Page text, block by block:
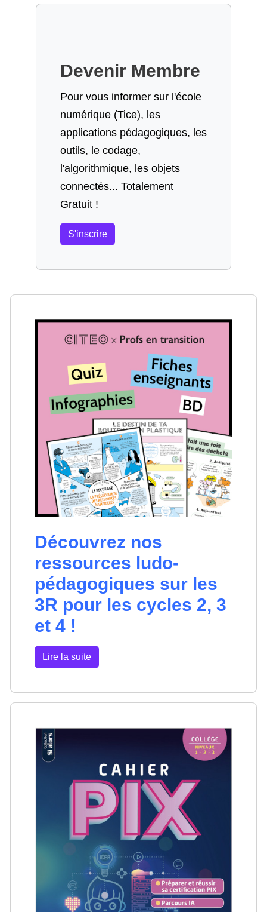
Devenir Membre
Pour vous informer sur l'école
numérique (Tice), les
applications pédagogiques, les
outils, le codage,
l'algorithmique, les objets
connectés... Totalement
Gratuit !
S'inscrire
Découvrez nos
ressources ludo-
pédagogiques sur les
3R pour les cycles 2, 3
et 4 !
Lire la suite